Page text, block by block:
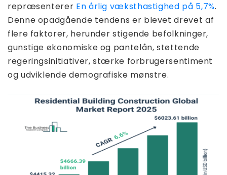
repræsenterer En årlig væksthastighed på 5,7%.
Denne opadgående tendens er blevet drevet af
flere faktorer, herunder stigende befolkninger,
gunstige økonomiske og pantelån, støttende
regeringsinitiativer, stærke forbrugersentiment
og udviklende demografiske mønstre.